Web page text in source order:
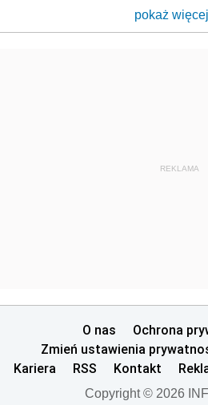
pokaż więcej
REKLAMA
O nas
Ochrona
Zmień ustawienia
Kariera
RSS Kontakt
Copyright © 2026